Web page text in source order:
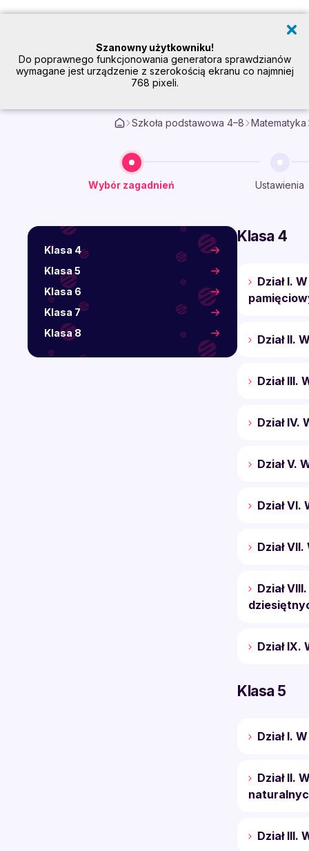
Szanowny użytkowniku!
Do poprawnego funkcjonowania generatora sprawdzianów
wymagane jest urządzenie z szerokością ekranu co najmniej
768 pixeli.
Szkoła podstawowa 4–8 Matematyka
Wybór zagadnień Ustawienia
Klasa 4
Klasa 5
Klasa 6
Klasa 7
Klasa 8
Klasa 4
Dział I.
Dział II.
Dział III.
Dział
Dział V.
Dział VI.
Dział
Dział
Dział
Klasa 5
Dział I.
Dział II.
Dział III.